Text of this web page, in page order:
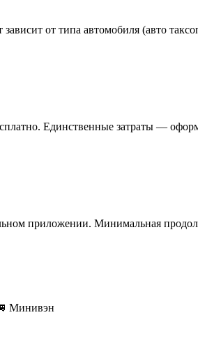
от типа автомобиля (авто
Единственные затраты —
приложении. Минимальная
Минивэн